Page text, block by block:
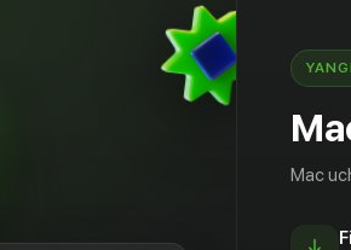
Mac